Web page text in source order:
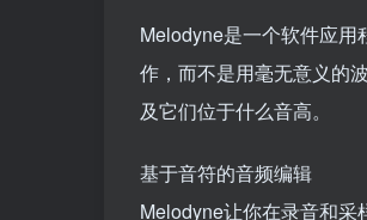
Melodyne是一个软件应
作，而不是用毫无意义的
及它们位于什么音高。
基于音符的音频编辑
Melodyne让你在录音和